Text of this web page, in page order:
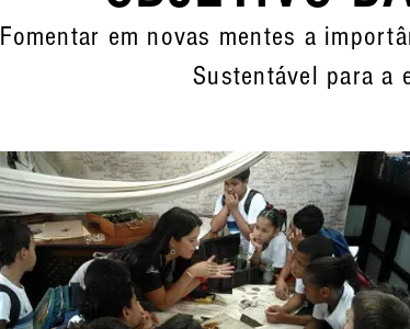
Fomentar em novas mentes a
Sustentável para a